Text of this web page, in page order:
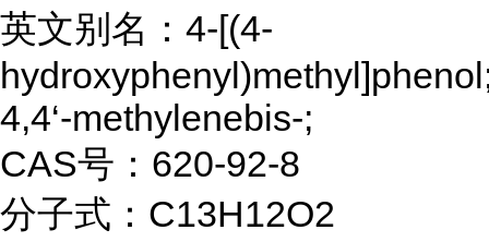
英文别名：4-[(4-
4,4‘-methylenebis-;
CAS号：620-92-8
分子式：C13H12O2